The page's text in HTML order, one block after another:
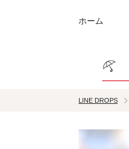
ホーム
LINE DROPS